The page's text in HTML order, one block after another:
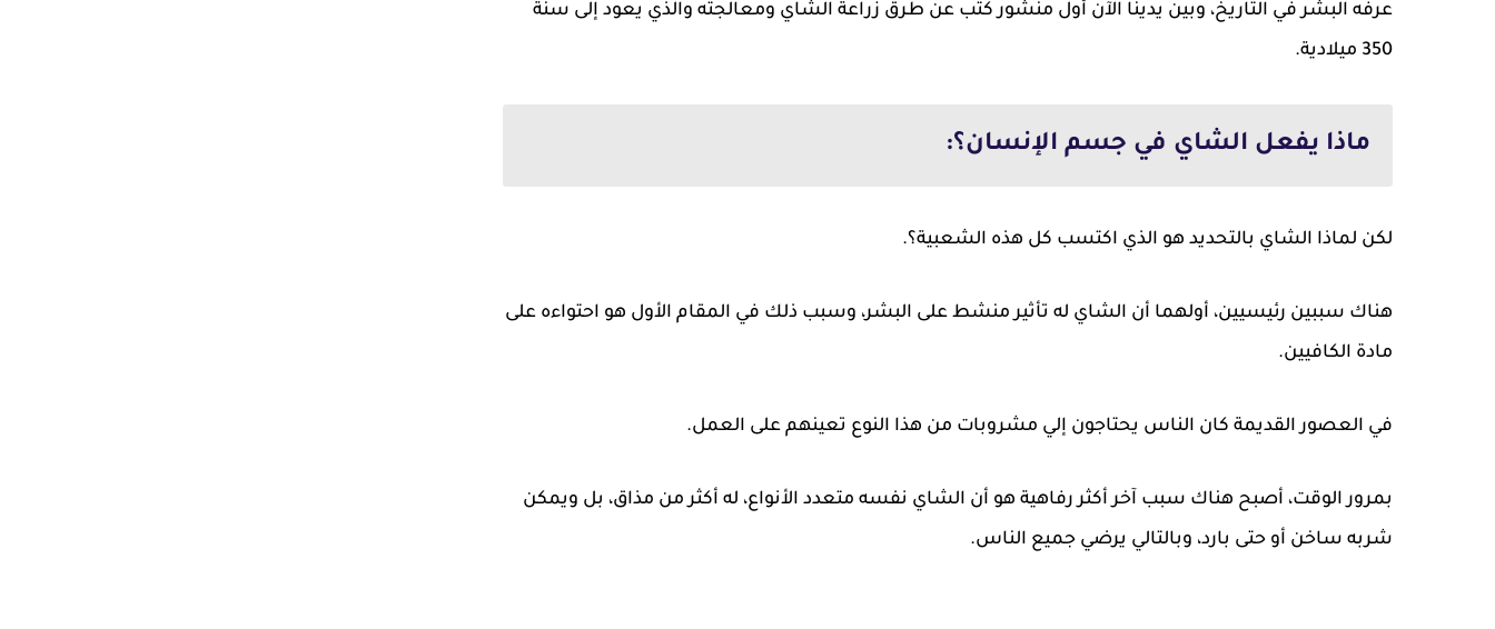
عرفه البشر في التاريخ، وبين يدينا الآن أول منشور كتب عن طرق زراعة الشاي ومعالجته والذي يعود إلى سنة
350 ميلادية.
ماذا يفعل الشاي في جسم الإنسان؟:
لكن لماذا الشاي بالتحديد هو الذي اكتسب كل هذه الشعبية؟.
هناك سببين رئيسيين، أولهما أن الشاي له تأثير منشط على البشر، وسبب ذلك في المقام الأول هو احتواءه على
مادة الكافيين.
في العصور القديمة كان الناس يحتاجون إلي مشروبات من هذا النوع تعينهم على العمل.
بمرور الوقت، أصبح هناك سبب آخر أكثر رفاهية هو أن الشاي نفسه متعدد الأنواع، له أكثر من مذاق، بل ويمكن
شربه ساخن أو حتى بارد، وبالتالي يرضي جميع الناس.